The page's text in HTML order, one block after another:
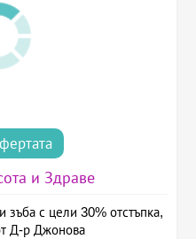
и Здраве
с цели 30% отстъпка,
Д-р Джонова